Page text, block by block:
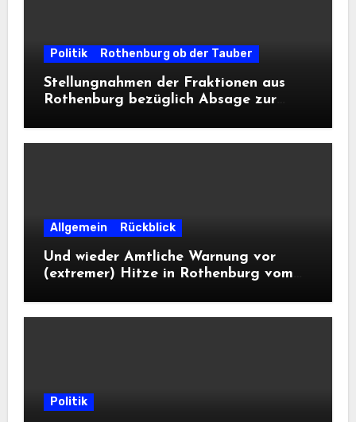
Politik Rothenburg ob der Tauber
Stellungnahmen der Fraktionen aus
Rothenburg bezüglich Absage zur
Allgemein Rückblick
Und wieder Amtliche Warnung vor
(extremer) Hitze in Rothenburg vom
Politik